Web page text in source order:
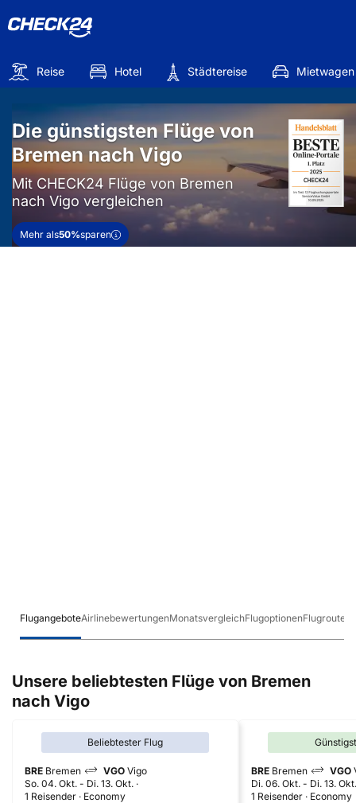
Reise Hotel Städtereise Mietwagen
Die günstigsten Flüge von
Bremen nach Vigo
Mit CHECK24 Flüge von Bremen
nach Vigo vergleichen
Mehr als50%sparen
FlugangeboteAirlinebewertungenMonatsvergleichFlugoptionenFlugrouten
Unsere beliebtesten Flüge von Bremen
nach Vigo
Beliebtester Flug
BRE Bremen VGO Vigo
So. 04. Okt. - Di. 13. Okt.
1 Reisender
Economy
BRE Bremen VGO
Di. 06. Okt. - Di. 13. Okt.
1 Reisender
Economy